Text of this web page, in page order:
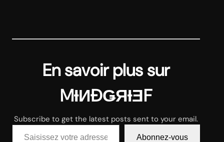
En savoir plus sur
MƗИĐǤЯƗƎF
Subscribe to get the latest posts sent to your email.
Saisissez votre adresse e-mail…
Abonnez-vous